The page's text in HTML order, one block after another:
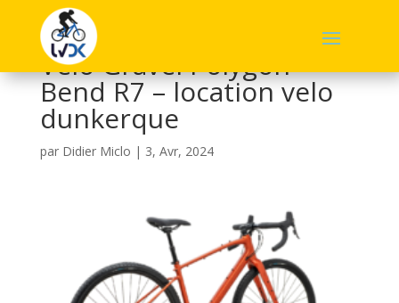
Velo Gravel Polygon
Bend R7 – location velo
dunkerque
par Didier Miclo | 3, Avr, 2024